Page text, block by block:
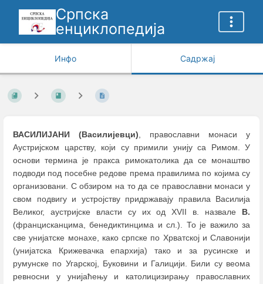
Српска
енциклопедија
Инфо Садржај
ВАСИЛИЈАНИ (Василијевци), православни монаси у
Аустријском царству, који су примили унију са Римом. У
основи термина је пракса римокатолика да се монаштво
подводи под посебне редове према правилима по којима су
организовани. С обзиром на то да се православни монаси у
свом подвигу и устројству придржавају правила Василија
Великог, аустријске власти су их од XVII в. назвале В.
(францисканцима, бенедиктинцима и сл.). То је важило за
све унијатске монахе, како српске по Хрватској и Славонији
(унијатска Крижевачка епархија) тако и за русинске и
румунске по Угарској, Буковини и Галицији. Били су веома
ревносни у унијаћењу и католицизирању православних